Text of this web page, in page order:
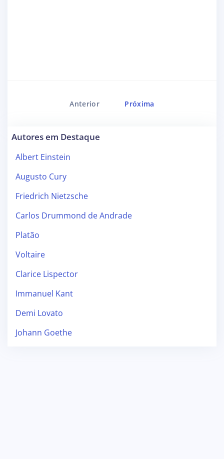
Anterior Próxima
Autores em Destaque
Albert Einstein
Augusto Cury
Friedrich Nietzsche
Carlos Drummond de Andrade
Platão
Voltaire
Clarice Lispector
Immanuel Kant
Demi Lovato
Johann Goethe